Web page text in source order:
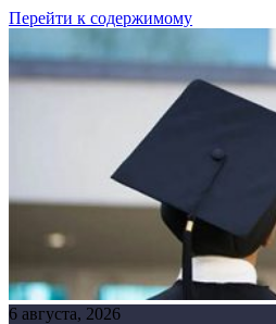
Перейти к содержимому
6 августа, 2026